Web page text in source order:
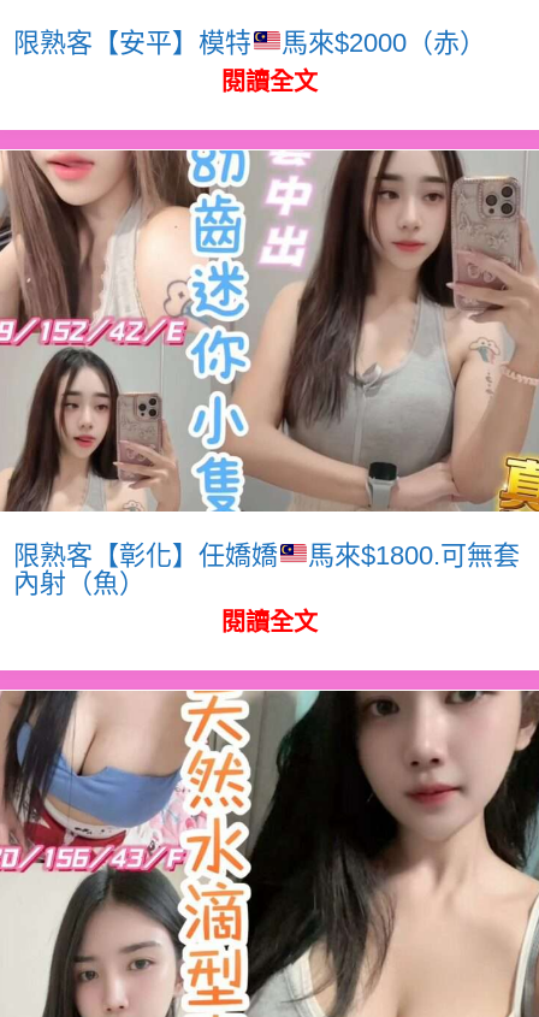
限熟客【安平】模特 馬來$2000（赤）
閱讀全文
限熟客【彰化】任嬌嬌
馬來$1800.可無套
內射（魚）
閱讀全文